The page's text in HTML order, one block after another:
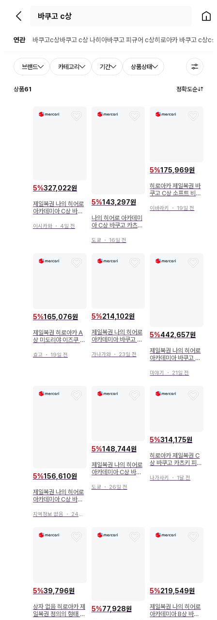
뒤로가기 홈으
연관 바쿠고c상바쿠고 c상 나히아바쿠고 피규어 c상히로아카 바쿠고 c상c
브랜드 카테고리 기간 상품상태
상품61 정확도순
5%327,022원
제일복권 나의 히어로
아카데미아 C상 바쿠
이시카와 ・ 4일 전
5%143,297원
나의 히어로 아카데미
아 C상 바쿠고 카츠키
도쿄 ・ 16일 전
5%175,969원
히로아카 제일복권 바
쿠고 C상 소프트 비닐
이바라키 ・ 19일 전
5%165,076원
제일복권 히로아카 A
상 미도리야 이즈쿠 &
규어
효고 ・ 19일 전
5%214,102원
제일복권 나의 히어로
아카데미아 바쿠고 카
가나가와・ 23일 전
5%442,657원
제일복권 나의 히어로
아카데미아 바쿠고 카
세트
미야기 ・ 21일 전
5%156,610원
제일복권 나의 히어로
아카데미아 C상 바쿠
지역정보 없음 ・ 24일 전
5%148,744원
제일복권 나의 히어로
아카데미아 C상 바쿠
도쿄 ・ 26일 전
5%314,175원
히로아카 제일복권 C
상 바쿠고 카츠키 피규
나가사키 ・ 1달 전
5%39,796원
상자 없음 히로아카 제
일복권 정의의 형태 c
5%77,928원
5%219,549원
제일복권 나의 히어로
아카데미아 B상 바쿠